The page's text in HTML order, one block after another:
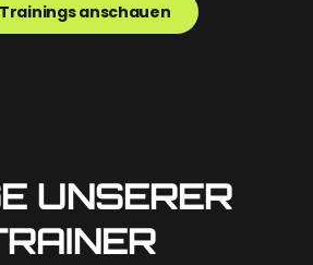
anschauen
UNSERER